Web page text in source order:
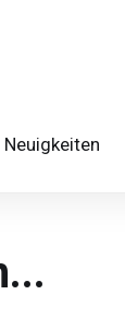
Neuigkeiten